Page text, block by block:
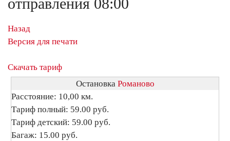
Назад
Версия для печати
Скачать тариф
Остановка Романово
Расстояние: 10,00 км.
Тариф полный: 59.00 руб.
Тариф детский: 59.00 руб.
Багаж: 15.00 руб.